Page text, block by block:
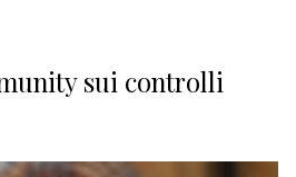
sui controlli